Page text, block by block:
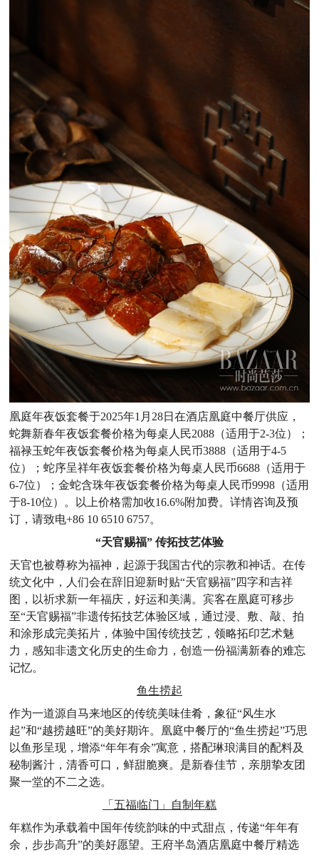
凰庭年夜饭套餐于2025年1月28日在酒店凰庭中餐厅供应，
蛇舞新春年夜饭套餐价格为每桌人民2088（适用于2-3位）；
福禄玉蛇年夜饭套餐价格为每桌人民币3888（适用于4-5
位）；蛇序呈祥年夜饭套餐价格为每桌人民币6688（适用于
6-7位）；金蛇含珠年夜饭套餐价格为每桌人民币9998（适用
于8-10位）。以上价格需加收16.6%附加费。详情咨询及预
订，请致电+86 10 6510 6757。
“天官赐福” 传拓技艺体验
天官也被尊称为福神，起源于我国古代的宗教和神话。在传
统文化中，人们会在辞旧迎新时贴“天官赐福”四字和吉祥
图，以祈求新一年福庆，好运和美满。宾客在凰庭可移步
至“天官赐福”非遗传拓技艺体验区域，通过浸、敷、敲、拍
和涂形成完美拓片，体验中国传统技艺，领略拓印艺术魅
力，感知非遗文化历史的生命力，创造一份福满新春的难忘
记忆。
鱼生捞起
作为一道源自马来地区的传统美味佳肴，象征“风生水
起”和“越捞越旺”的美好期许。凰庭中餐厅的“鱼生捞起”巧思
以鱼形呈现，增添“年年有余”寓意，搭配琳琅满目的配料及
秘制酱汁，清香可口，鲜甜脆爽。是新春佳节，亲朋挚友团
聚一堂的不二之选。
「五福临门」自制年糕
年糕作为承载着中国年传统韵味的中式甜点，传递“年年有
余，步步高升”的美好愿望。王府半岛酒店凰庭中餐厅精选